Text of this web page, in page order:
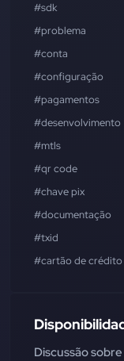
#sdk
#problema
#conta
#configuração
#pagamentos
#desenvolvimento
#mtls
#qr code
#chave pix
#documentação
#txid
#cartão de crédito
Discussão